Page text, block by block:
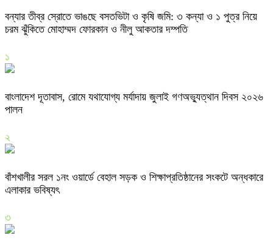
বন্যার তীব্র স্রোতে ভাঙছে বসতভিটা ও কৃষি জমি: ৩ কন্যা ও ১ পুত্র নিয়ে
চরম ঝুঁকিতে মোহাম্মদ ফোরকান ও নীলু আকতার দম্পতি
১
বাংলাদেশ দূতাবাস, রোমে যথাযোগ্য মর্যাদায় জুলাই গণঅভ্যুত্থান দিবস ২০২৬
পালন
২
বাঁশখালীর সরল ১নং ওয়ার্ডে বেহাল সড়ক ও শিক্ষাপ্রতিষ্ঠানের সংকটে অন্ধকারে
এলাকার ভবিষ্যৎ
৩